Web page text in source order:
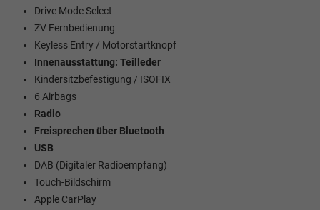
Drive Mode Select
ZV Fernbedienung
Keyless Entry / Motorstartknopf
Innenausstattung: Teilleder
Kindersitzbefestigung / ISOFIX
6 Airbags
Radio
Freisprechen über Bluetooth
USB
DAB (Digitaler Radioempfang)
Touch-Bildschirm
Apple CarPlay